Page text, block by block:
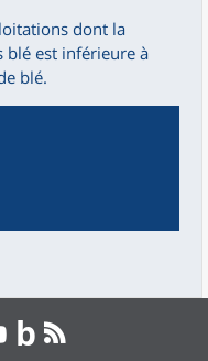
dont la
blé est inférieure à
blé.